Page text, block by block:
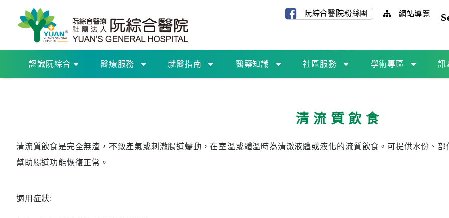
阮綜合醫院粉絲團 網站導覽
認識阮綜合 醫療服務 就醫指南 醫藥知識 社區服務 學術專區 訊
清 流 質 飲 食
清流質飲食是完全無渣，不致產氣或刺激腸道蠕動，在室溫或體溫時為清澈液體或液化的流質飲食。可提供水份、
幫助腸道功能恢復正常。
適用症狀: